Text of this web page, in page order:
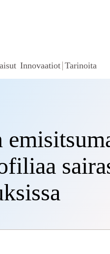
Innovaatiot Tarinoita